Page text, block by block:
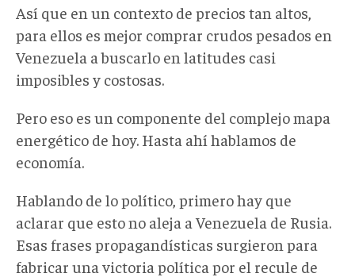
Así que en un contexto de precios tan altos,
para ellos es mejor comprar crudos pesados en
Venezuela a buscarlo en latitudes casi
imposibles y costosas.
Pero eso es un componente del complejo mapa
energético de hoy. Hasta ahí hablamos de
economía.
Hablando de lo político, primero hay que
aclarar que esto no aleja a Venezuela de Rusia.
Esas frases propagandísticas surgieron para
fabricar una victoria política por el recule de